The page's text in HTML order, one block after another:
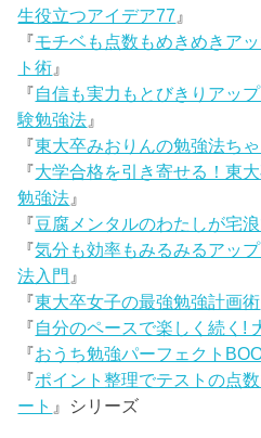
生役立つアイデア77 』
『モチベも点数もめきめきア
ト術 』
『自信も実力もとびきりアッ
験勉強法 』
『東大卒みおりんの勉強法ち
『大学合格を引き寄せる！東
勉強法 』
『豆腐メンタルのわたしが宅
『気分も効率もみるみるアッ
法入門 』
『東大卒女子の最強勉強計画術
『自分のペースで楽しく続く!
『おうち勉強パーフェクト
『ポイント整理でテストの点
ート 』シリーズ